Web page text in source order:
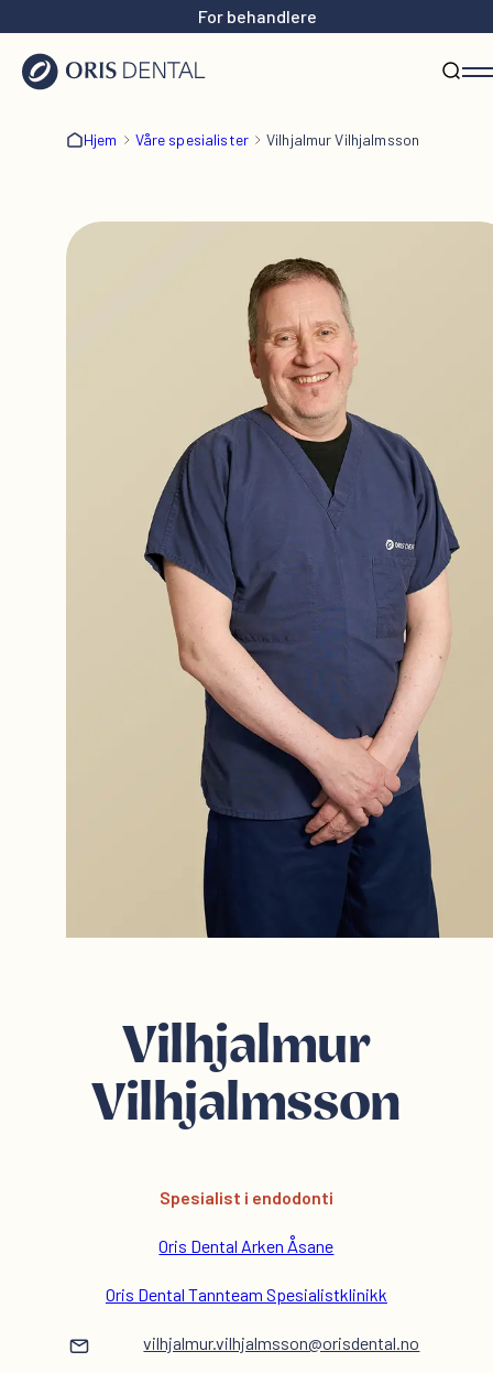
For behandlere
Hjem Våre spesialister Vilhjalmur Vilhjalmsson
Vilhjalmur
Vilhjalmsson
Spesialist i endodonti
Oris Dental Arken Åsane
Oris Dental Tannteam Spesialistklinikk
vilhjalmur.vilhjalmsson@orisdental.no